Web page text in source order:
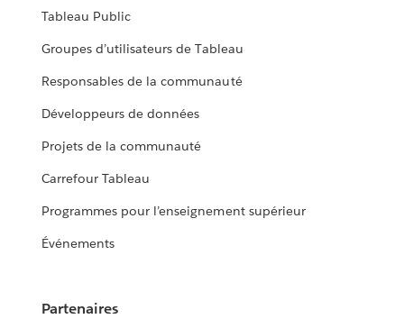
Tableau Public
Groupes d’utilisateurs de Tableau
Responsables de la communauté
Développeurs de données
Projets de la communauté
Carrefour Tableau
Programmes pour l’enseignement supérieur
Événements
Partenaires